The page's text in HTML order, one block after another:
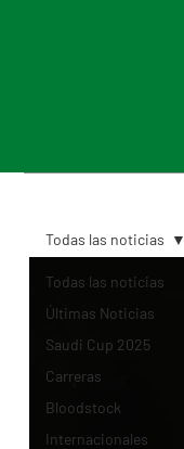
Todas las noticias
Últimas Noticias
Saudi Cup 2025
Carreras
Bloodstock
Internacionales
Todas las noticias